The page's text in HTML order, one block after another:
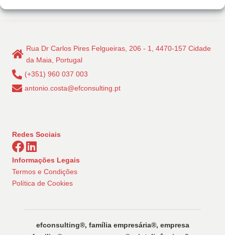
Rua Dr Carlos Pires Felgueiras, 206 - 1, 4470-157 Cidade
da Maia, Portugal
(+351) 960 037 003
antonio.costa@efconsulting.pt
Redes Sociais
Informações Legais
Termos e Condições
Política de Cookies
efconsulting®️, família empresária®️, empresa